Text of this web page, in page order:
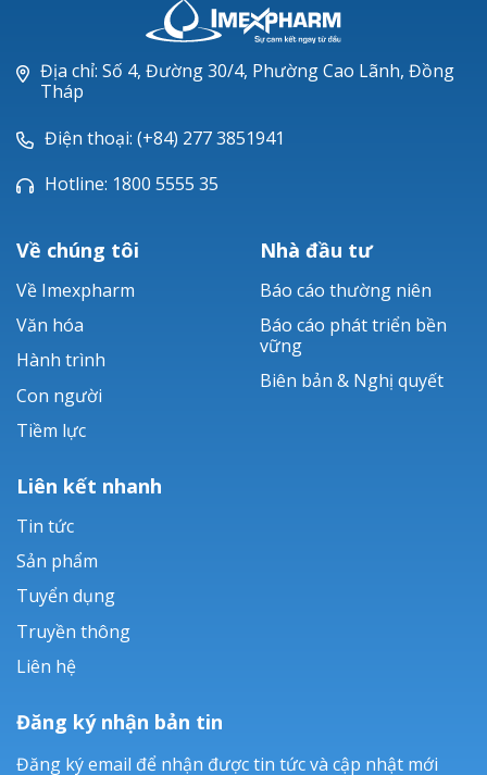
Địa chỉ: Số 4, Đường 30/4, Phường Cao Lãnh, Đồng
Tháp
Điện thoại: (+84) 277 3851941
Hotline: 1800 5555 35
Về chúng tôi
Về Imexpharm
Văn hóa
Hành trình
Con người
Tiềm lực
Nhà đầu tư
Báo cáo thường niên
Báo cáo phát triển bền
vững
Biên bản & Nghị quyết
Liên kết nhanh
Tin tức
Sản phẩm
Tuyển dụng
Truyền thông
Liên hệ
Đăng ký nhận bản tin
Đăng ký email để nhận được tin tức và cập nhật mới